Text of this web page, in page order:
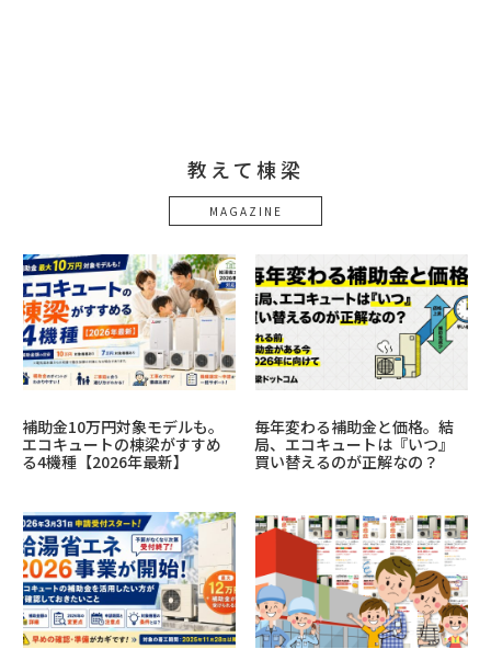
教えて棟梁
MAGAZINE
補助金10万円対象モデルも。
エコキュートの棟梁がすすめ
る4機種【2026年最新】
毎年変わる補助金と価格。結
局、エコキュートは『いつ』
買い替えるのが正解なの？